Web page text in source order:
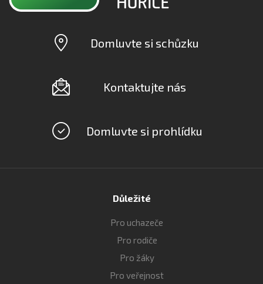
Domluvte si schůzku
Kontaktujte nás
Domluvte si prohlídku
Důležité
Pro uchazeče
Pro rodiče
Pro žáky
Pro veřejnost